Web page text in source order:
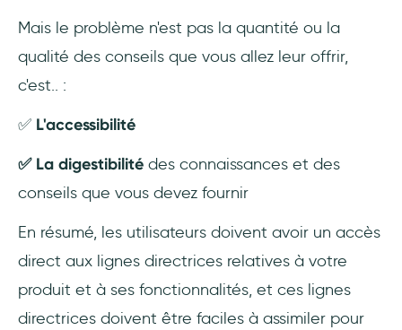
Mais le problème n'est pas la quantité ou la
qualité des conseils que vous allez leur offrir,
c'est.. :
✅ L'accessibilité
✅ La digestibilité des connaissances et des
conseils que vous devez fournir
En résumé, les utilisateurs doivent avoir un accès
direct aux lignes directrices relatives à votre
produit et à ses fonctionnalités, et ces lignes
directrices doivent être faciles à assimiler pour